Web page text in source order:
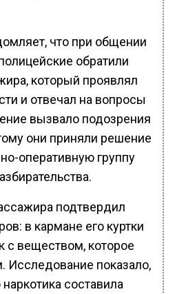
что при общении
обратили
который проявлял
и отвечал на вопросы
вызвало подозрения
они приняли решение
оперативную группу
подтвердил
в кармане его куртки
с веществом, которое
Исследование показало,
составила